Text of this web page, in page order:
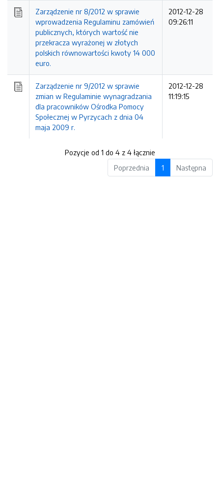
Zarządzenie nr 8/2012 w sprawie
wprowadzenia Regulaminu zamówień
publicznych, których wartość nie
przekracza wyrażonej w złotych
polskich równowartości kwoty 14 000
euro.
2012-12-28
09:26:11
Zarządzenie nr 9/2012 w sprawie
zmian w Regulaminie wynagradzania
dla pracowników Ośrodka Pomocy
Społecznej w Pyrzycach z dnia 04
maja 2009 r.
2012-12-28
11:19:15
Pozycje od 1 do 4 z 4 łącznie
Poprzednia
1 Następna